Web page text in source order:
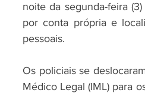
noite da segunda-feira
por conta própria e
pessoais.
Os policiais se
Médico Legal (IML) para